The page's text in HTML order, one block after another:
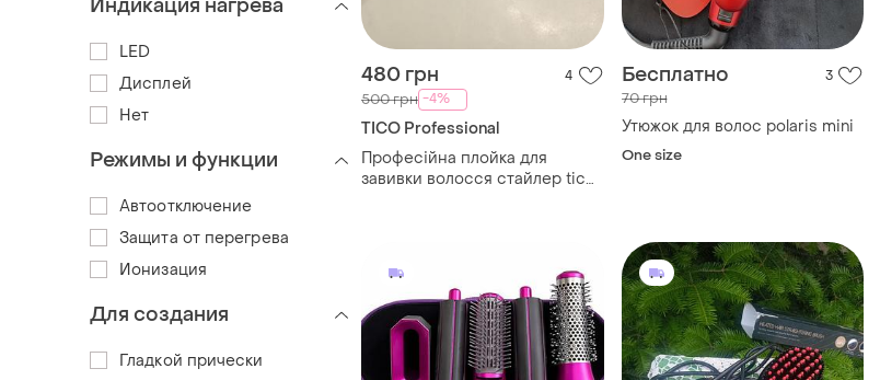
480 грн 4
500 грн -4%
TICO Professional
Професійна плойка для
завивки волосся стайлер tico
Бесплатно 3
70 грн
Утюжок для волос polaris mini
One size
Индикация нагрева
LED
Дисплей
Нет
Режимы и функции
Автоотключение
Защита от перегрева
Ионизация
Для создания
Гладкой прически